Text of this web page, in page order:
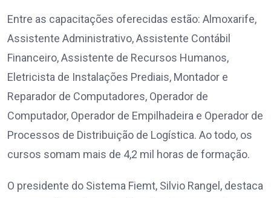
Entre as capacitações oferecidas estão: Almoxarife,
Assistente Administrativo, Assistente Contábil
Financeiro, Assistente de Recursos Humanos,
Eletricista de Instalações Prediais, Montador e
Reparador de Computadores, Operador de
Computador, Operador de Empilhadeira e Operador de
Processos de Distribuição de Logística. Ao todo, os
cursos somam mais de 4,2 mil horas de formação.
O presidente do Sistema Fiemt, Silvio Rangel, destaca